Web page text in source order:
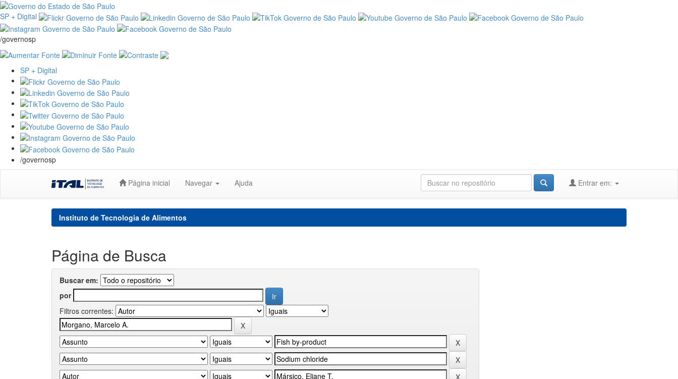
SP + Digital
/governosp
SP + Digital
/governosp
Página inicial Navegar Ajuda Entrar em:
Instituto de Tecnologia de Alimentos
Página de Busca
Buscar em:
por
Filtros correntes: